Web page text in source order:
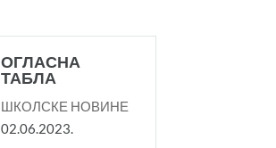
ОГЛАСНА
ТАБЛА
ШКОЛСКЕ НОВИНЕ
02.06.2023.